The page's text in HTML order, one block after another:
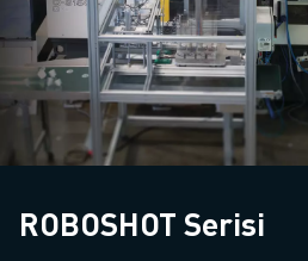
ROBOSHOT Serisi